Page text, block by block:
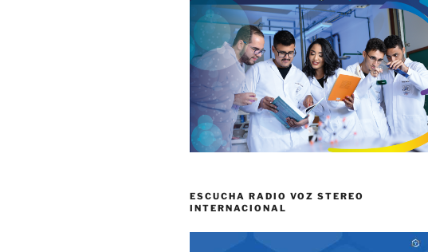
ESCUCHA RADIO VOZ STEREO
INTERNACIONAL